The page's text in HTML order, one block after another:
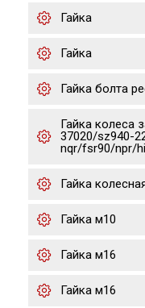
Гайка
Гайка
Гайка болта
Гайка колеса
37020/sz940-
nqr/fsr90/npr/
Гайка
Гайка м10
Гайка м16
Гайка м16